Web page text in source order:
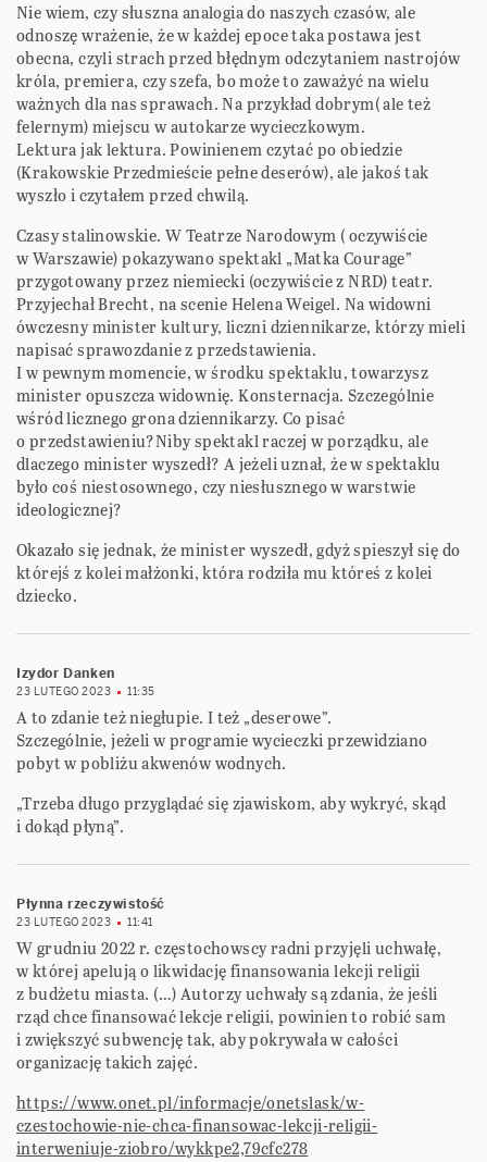
Nie wiem, czy słuszna analogia do naszych czasów, ale
odnoszę wrażenie, że w każdej epoce taka postawa jest
obecna, czyli strach przed błędnym odczytaniem nastrojów
króla, premiera, czy szefa, bo może to zaważyć na wielu
ważnych dla nas sprawach. Na przykład dobrym( ale też
felernym) miejscu w autokarze wycieczkowym.
Lektura jak lektura. Powinienem czytać po obiedzie
(Krakowskie Przedmieście pełne deserów), ale jakoś tak
wyszło i czytałem przed chwilą.
Czasy stalinowskie. W Teatrze Narodowym ( oczywiście
w Warszawie) pokazywano spektakl „Matka Courage”
przygotowany przez niemiecki (oczywiście z NRD) teatr.
Przyjechał Brecht, na scenie Helena Weigel. Na widowni
ówczesny minister kultury, liczni dziennikarze, którzy mieli
napisać sprawozdanie z przedstawienia.
I w pewnym momencie, w środku spektaklu, towarzysz
minister opuszcza widownię. Konsternacja. Szczególnie
wśród licznego grona dziennikarzy. Co pisać
o przedstawieniu?Niby spektakl raczej w porządku, ale
dlaczego minister wyszedł? A jeżeli uznał, że w spektaklu
było coś niestosownego, czy niesłusznego w warstwie
ideologicznej?
Okazało się jednak, że minister wyszedł, gdyż spieszył się do
którejś z kolei małżonki, która rodziła mu któreś z kolei
dziecko.
Izydor Danken
23 LUTEGO 2023 11:35
A to zdanie też niegłupie. I też „deserowe”.
Szczególnie, jeżeli w programie wycieczki przewidziano
pobyt w pobliżu akwenów wodnych.
„Trzeba długo przyglądać się zjawiskom, aby wykryć, skąd
i dokąd płyną”.
Płynna rzeczywistość
23 LUTEGO 2023 11:41
W grudniu 2022 r. częstochowscy radni przyjęli uchwałę,
w której apelują o likwidację finansowania lekcji religii
z budżetu miasta. (…) Autorzy uchwały są zdania, że jeśli
rząd chce finansować lekcje religii, powinien to robić sam
i zwiększyć subwencję tak, aby pokrywała w całości
organizację takich zajęć.
https://www.onet.pl/informacje/onetslask/w-
czestochowie-nie-chca-finansowac-lekcji-religii-
interweniuje-ziobro/wykkpe2,79cfc278